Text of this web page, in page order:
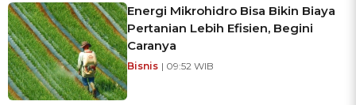
Energi Mikrohidro Bisa Bikin Biaya
Pertanian Lebih Efisien, Begini
Caranya
Bisnis | 09:52 WIB